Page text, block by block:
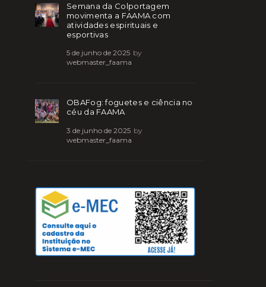
Semana da Colportagem
movimenta a FAAMA com
atividades espirituais e
esportivas
5 de junho de 2025 by
webmaster_faama
OBAFog: foguetes e ciência no
céu da FAAMA
3 de junho de 2025 by
webmaster_faama